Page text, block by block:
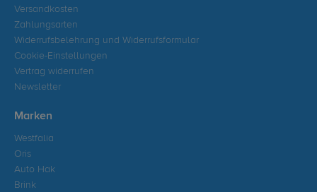
Versandkosten
Zahlungsarten
Widerrufsbelehrung und Widerrufsformular
Cookie-Einstellungen
Vertrag widerrufen
Newsletter
Marken
Westfalia
Oris
Auto Hak
Brink